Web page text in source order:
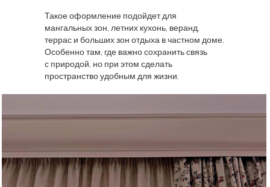
Такое оформление подойдет для
мангальных зон, летних кухонь, веранд,
террас и больших зон отдыха в частном доме.
Особенно там, где важно сохранить связь
с природой, но при этом сделать
пространство удобным для жизни.